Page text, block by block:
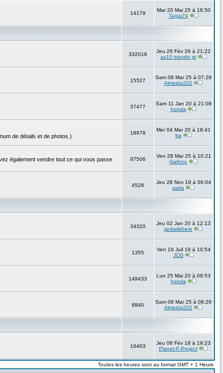
14179
Mar 20 Mai 25 à 18:50
Taïga74
332018
Jeu 26 Fév 26 à 21:22
ax10 transfo gt
15527
Sam 08 Mar 25 à 07:28
Almeida202
37477
Sam 11 Jan 20 à 21:08
honda
de détails et de photos.)
18978
Mer 04 Mar 20 à 18:41
fra
également vendre tout ce qui vous passe
87506
Ven 28 Mar 25 à 10:21
Gathno
4528
Jeu 28 Nov 19 à 06:04
sada
34320
Jeu 02 Jan 20 à 12:13
jackwilshere
1355
Ven 19 Juil 19 à 10:54
JCG
149433
Lun 25 Mai 20 à 08:53
honda
8840
Sam 08 Mar 25 à 08:26
Almeida202
16463
Jeu 08 Fév 18 à 19:23
Planet-P-Project
Toutes les heures sont au format GMT + 1 Heure